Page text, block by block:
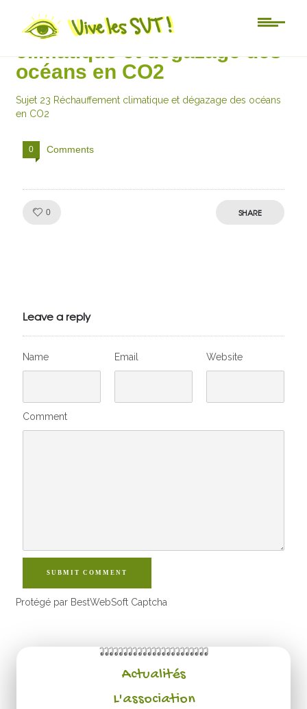
Sujet 23 Réchauffement
climatique et dégazage des
océans en CO2
Sujet 23 Réchauffement climatique et dégazage des océans
en CO2
0 Comments
0 SHARE
Leave a reply
Name Email Website
Comment
SUBMIT COMMENT
Protégé par BestWebSoft Captcha
Actualités
L'association